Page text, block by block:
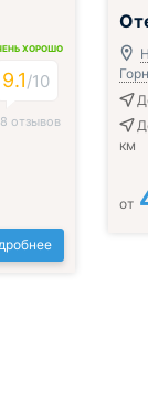
ХОРОШО
9.1/10
отзывов
км
от